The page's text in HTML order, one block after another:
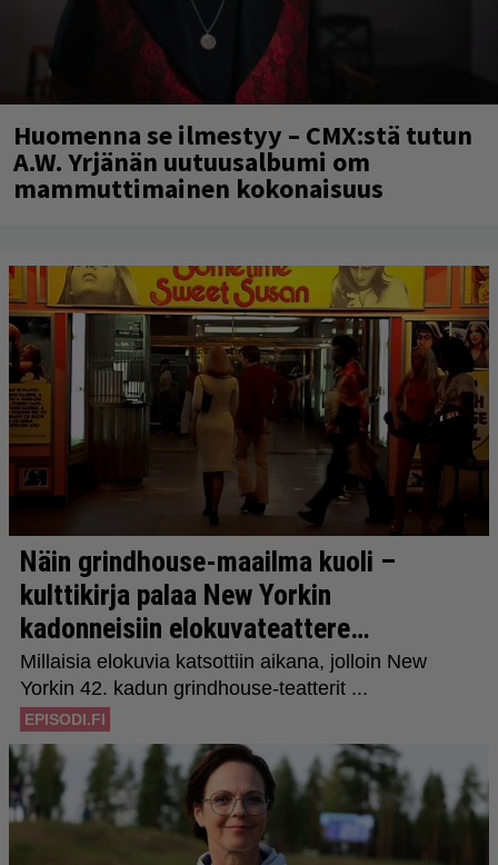
Huomenna se ilmestyy – CMX:stä tutun
A.W. Yrjänän uutuusalbumi om
mammuttimainen kokonaisuus